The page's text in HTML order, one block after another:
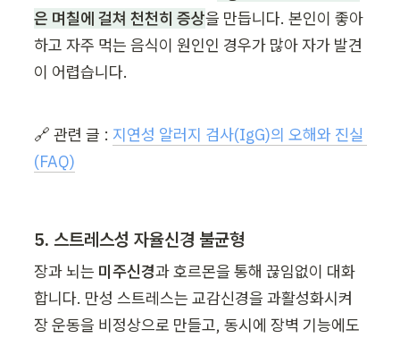
은 며칠에 걸쳐 천천히 증상을 만듭니다. 본인이 좋아
하고 자주 먹는 음식이 원인인 경우가 많아 자가 발견
이 어렵습니다.
🔗 관련 글 : 지연성 알러지 검사(IgG)의 오해와 진실
(FAQ)
5. 스트레스성 자율신경 불균형
장과 뇌는 미주신경과 호르몬을 통해 끊임없이 대화
합니다. 만성 스트레스는 교감신경을 과활성화시켜
장 운동을 비정상으로 만들고, 동시에 장벽 기능에도